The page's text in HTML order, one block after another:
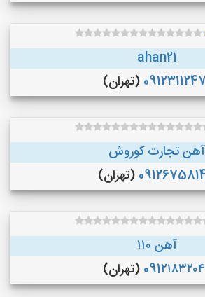
ahan21
(تهران)
آهن تجارت کوروش
(تهران)
آهن ۱۱۰
(تهران)